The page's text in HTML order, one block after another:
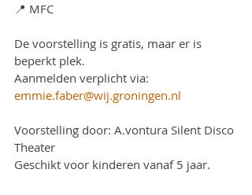
📍 MFC
De voorstelling is gratis, maar er is
beperkt plek.
Aanmelden verplicht via:
emmie.faber@wij.groningen.nl
Voorstelling door: A.vontura Silent Disco
Theater
Geschikt voor kinderen vanaf 5 jaar.